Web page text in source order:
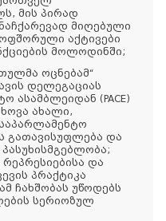
მის პირად
მიღებული
აქტივები
მოლოდინში;
ოცნებამ“
დელეგაციას
ასამბლეიდან (PACE)
ახალი,
გათავისუფლება და
და
პრაქტიკა
ჩახშობას უწოდებს
სერიოზულ